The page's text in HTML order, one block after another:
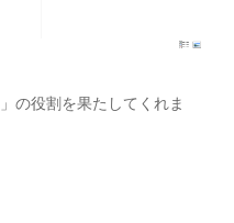
の役割を果たしてくれま